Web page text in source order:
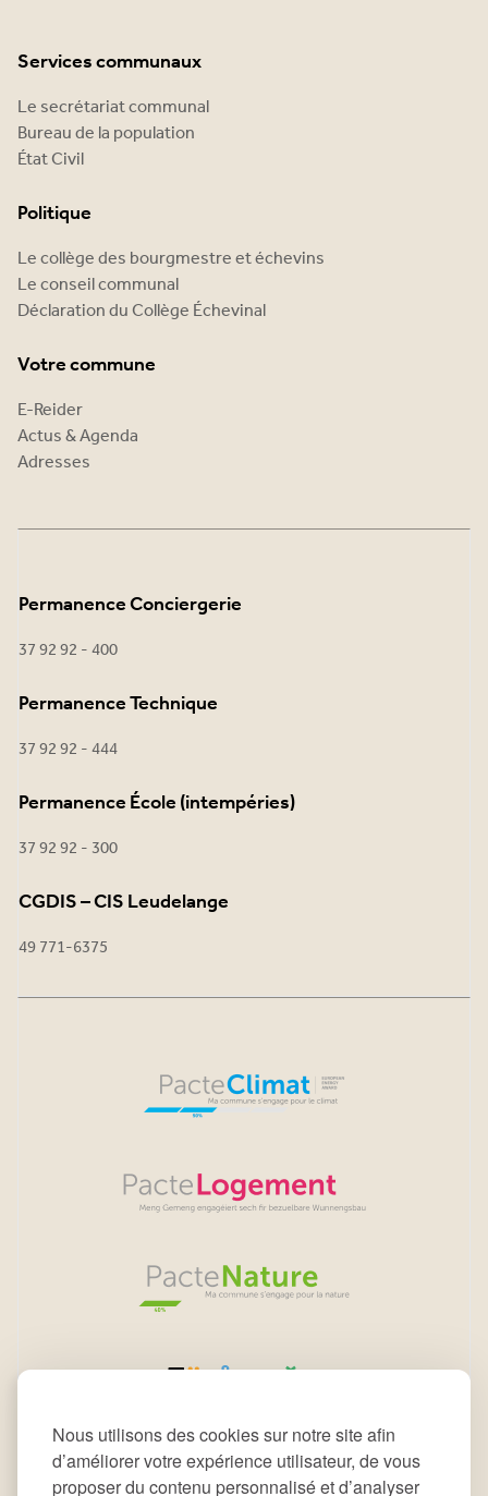
Nous utilisons des cookies sur notre site afin
d’améliorer votre expérience utilisateur, de vous
proposer du contenu personnalisé et d’analyser
Services communaux
Le secrétariat communal
Bureau de la population
État Civil
Politique
Le collège des bourgmestre et échevins
Le conseil communal
Déclaration du Collège Échevinal
Votre commune
E-Reider
Actus & Agenda
Adresses
Permanence Conciergerie
37 92 92 - 400
Permanence Technique
37 92 92 - 444
Permanence École (intempéries)
37 92 92 - 300
CGDIS – CIS Leudelange
49 771-6375